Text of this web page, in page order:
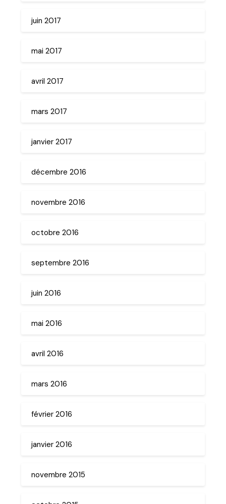
juin 2017
mai 2017
avril 2017
mars 2017
janvier 2017
décembre 2016
novembre 2016
octobre 2016
septembre 2016
juin 2016
mai 2016
avril 2016
mars 2016
février 2016
janvier 2016
novembre 2015